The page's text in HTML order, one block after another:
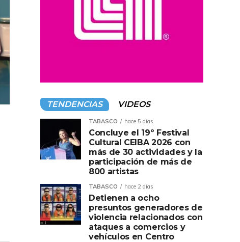
TENDENCIAS VIDEOS
TABASCO hace 5 días
Concluye el 19º Festival
Cultural CEIBA 2026 con
más de 30 actividades y la
participación de más de
800 artistas
TABASCO hace 2 días
Detienen a ocho
presuntos generadores de
violencia relacionados con
ataques a comercios y
vehículos en Centro